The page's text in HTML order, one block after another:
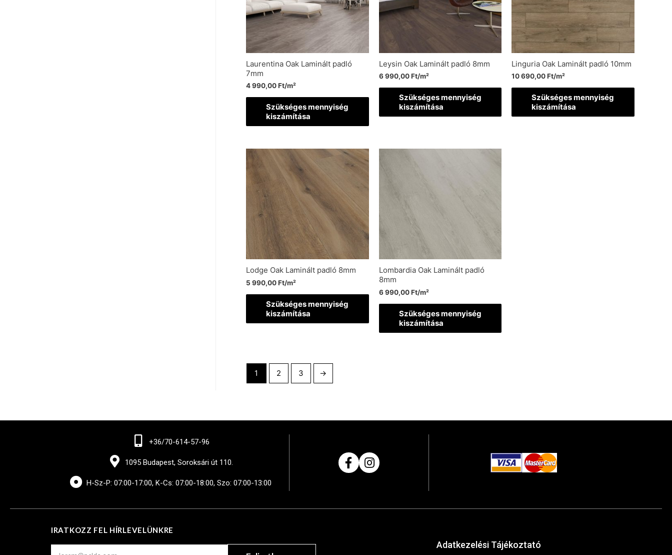
Laurentina Oak Laminált padló
7mm
4 990,00Ft/m²
Szükséges mennyiség
kiszámítása
Leysin Oak Laminált padló 8mm
6 990,00Ft/m²
Szükséges mennyiség
kiszámítása
Linguria Oak Laminált padló 10mm
10 690,00Ft/m²
Szükséges mennyiség
kiszámítása
Lodge Oak Laminált padló 8mm
5 990,00Ft/m²
Szükséges mennyiség
kiszámítása
Lombardia Oak Laminált padló
8mm
6 990,00Ft/m²
Szükséges mennyiség
kiszámítása
1 2 3 →
+36/70-614-57-96
1095 Budapest, Soroksári út 110.
H-Sz-P: 07:00-17:00, K-Cs: 07:00-18:00, Szo: 07:00-13:00
IRATKOZZ FEL HÍRLEVELÜNKRE
Adatkezelési Tájékoztató